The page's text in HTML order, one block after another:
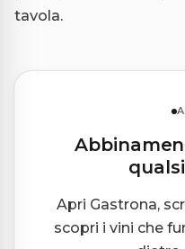
tavola.
Apri Gastrona,
scopri i vini che